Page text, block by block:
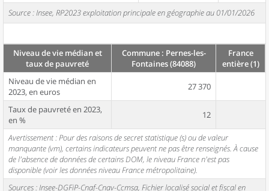
Source : Insee, RP2023 exploitation principale en géographie au 01/01/2026
Niveau de vie médian et
taux de pauvreté
Commune : Pernes-les-
Fontaines (84088)
France
entière (1)
Niveau de vie médian en
2023, en euros
27 370
Taux de pauvreté en 2023,
en %
12
Avertissement : Pour des raisons de secret statistique (s) ou de valeur
manquante (vm), certains indicateurs peuvent ne pas être renseignés. À cause
de l'absence de données de certains DOM, le niveau France n'est pas
disponible (voir les données niveau France métropolitaine).
Sources : Insee-DGFiP-Cnaf-Cnav-Ccmsa, Fichier localisé social et fiscal en